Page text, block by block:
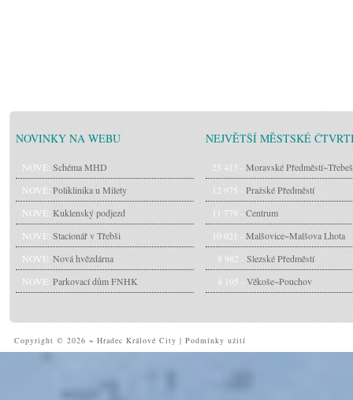
NOVINKY NA WEBU
NOVÉ: Schéma MHD
NOVÉ: Poliklinika u Milety
NOVÉ: Kuklenský podjezd
NOVÉ: Stacionář v Třebši
NOVÉ: Nová hvězdárna
NOVÉ: Parkovací dům FNHK
NEJVĚTŠÍ MĚSTSKÉ
23 413 - Moravské Předměstí~Třebeš
12 975 - Pražské Předměstí
11 779 - Centrum
10 021 - Malšovice~Malšova Lhota
8 982 - Slezské Předměstí
4 105 - Věkoše~Pouchov
Copyright © 2026 ~ Hradec Králové City | Podmínky užití